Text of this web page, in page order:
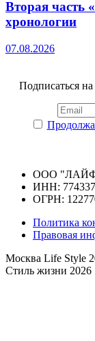
Вторая часть
хронологии
07.08.2026
Подписаться
ООО
ИНН:
ОГРН:
Политика
Правовая
Москва Life Style
Стиль жизни 2026